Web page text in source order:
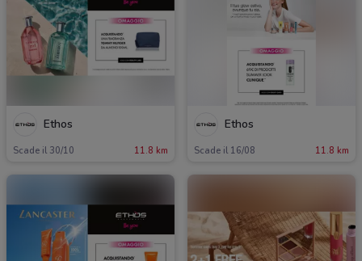
Ethos
Scade il 30/10 11.8 km
Ethos
Scade il 16/08 11.8 km